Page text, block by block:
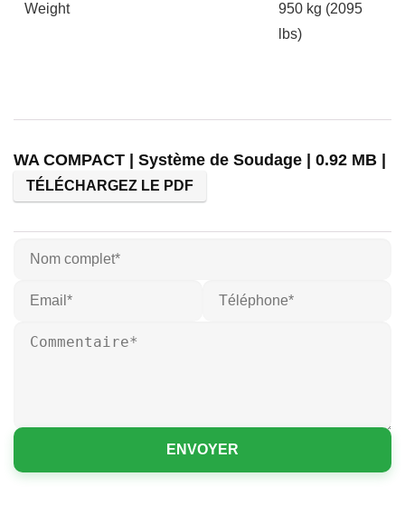
Weight
950 kg (2095
lbs)
WA COMPACT | Système de Soudage | 0.92 MB |
TÉLÉCHARGEZ LE PDF
ENVOYER